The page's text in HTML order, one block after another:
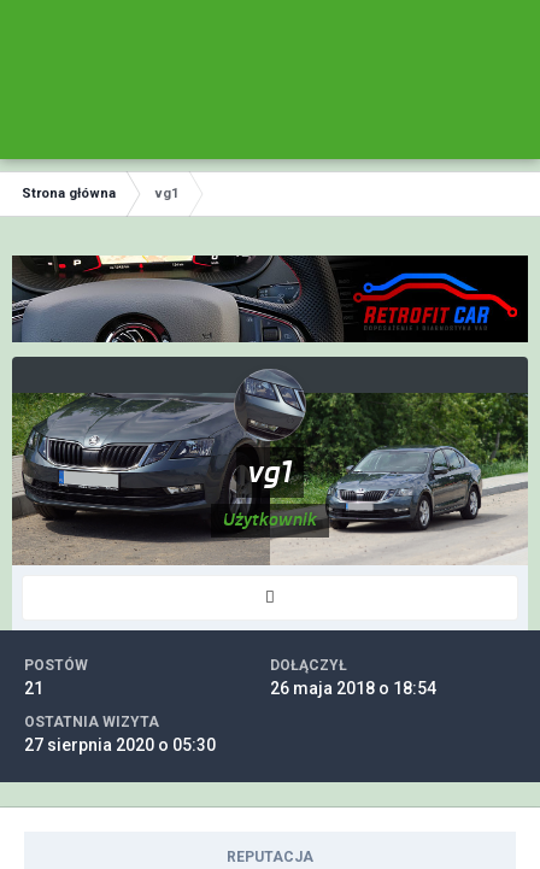
Strona główna vg1
vg1
Użytkownik
POSTÓW
21
DOŁĄCZYŁ
26 maja 2018 o 18:54
OSTATNIA WIZYTA
27 sierpnia 2020 o 05:30
REPUTACJA